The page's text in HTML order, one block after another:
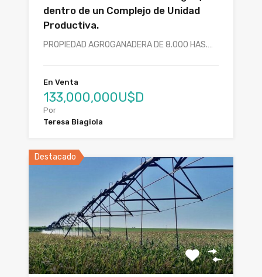
dentro de un Complejo de Unidad
Productiva.
PROPIEDAD AGROGANADERA DE 8.000 HAS.…
En Venta
133,000,000U$D
Por
Teresa Biagiola
Destacado